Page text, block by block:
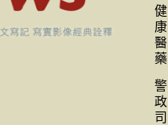
健
康
醫
藥
警
政
司